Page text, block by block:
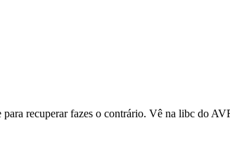
recuperar fazes o contrário. Vê na libc do